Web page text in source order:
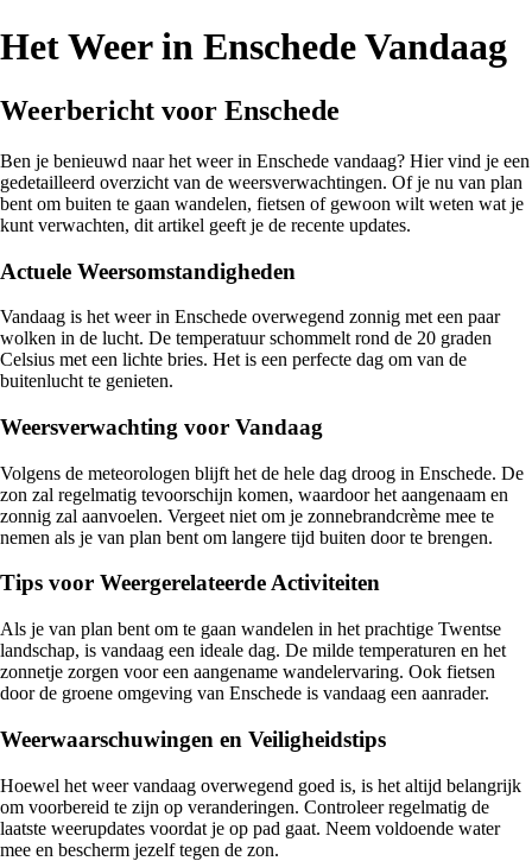
Het Weer in Enschede Vandaag
Weerbericht voor Enschede
Ben je benieuwd naar het weer in Enschede vandaag? Hier vind je een
gedetailleerd overzicht van de weersverwachtingen. Of je nu van plan
bent om buiten te gaan wandelen, fietsen of gewoon wilt weten wat je
kunt verwachten, dit artikel geeft je de recente updates.
Actuele Weersomstandigheden
Vandaag is het weer in Enschede overwegend zonnig met een paar
wolken in de lucht. De temperatuur schommelt rond de 20 graden
Celsius met een lichte bries. Het is een perfecte dag om van de
buitenlucht te genieten.
Weersverwachting voor Vandaag
Volgens de meteorologen blijft het de hele dag droog in Enschede. De
zon zal regelmatig tevoorschijn komen, waardoor het aangenaam en
zonnig zal aanvoelen. Vergeet niet om je zonnebrandcrème mee te
nemen als je van plan bent om langere tijd buiten door te brengen.
Tips voor Weergerelateerde Activiteiten
Als je van plan bent om te gaan wandelen in het prachtige Twentse
landschap, is vandaag een ideale dag. De milde temperaturen en het
zonnetje zorgen voor een aangename wandelervaring. Ook fietsen
door de groene omgeving van Enschede is vandaag een aanrader.
Weerwaarschuwingen en Veiligheidstips
Hoewel het weer vandaag overwegend goed is, is het altijd belangrijk
om voorbereid te zijn op veranderingen. Controleer regelmatig de
laatste weerupdates voordat je op pad gaat. Neem voldoende water
mee en bescherm jezelf tegen de zon.